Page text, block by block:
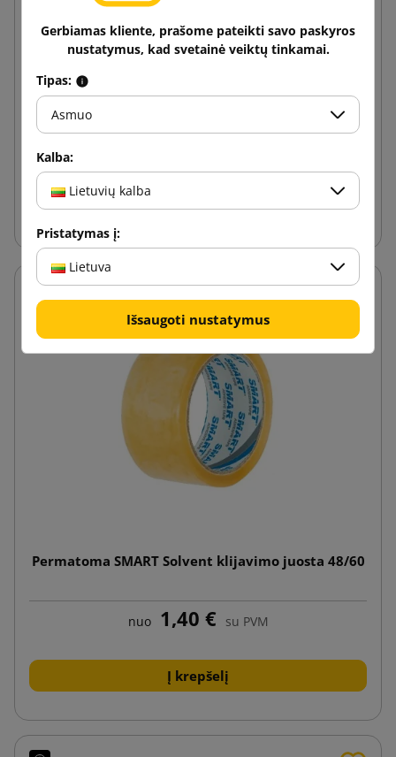
SMART Hot-Melt 48/60 rudos spalvos lipni juosta
Permatoma SMART Solvent klijavimo juosta 48/60
nuo 1,40 € su PVM
Į krepšelį
Gerbiamas kliente, prašome pateikti savo paskyros
nustatymus, kad svetainė veiktų tinkamai.
Tipas:
Asmuo
Kalba:
Lietuvių kalba
Pristatymas į:
Lietuva
Išsaugoti nustatymus